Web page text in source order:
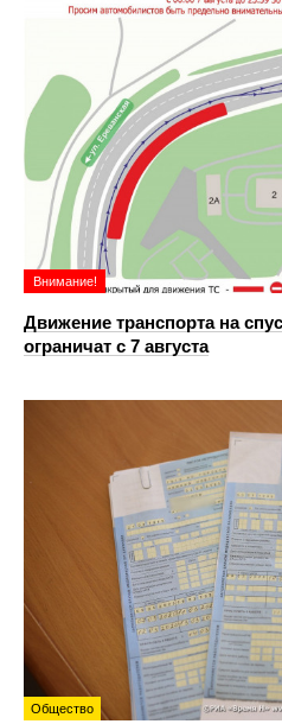
Внимание!
Движение транспорта на
ограничат с 7 августа
Общество